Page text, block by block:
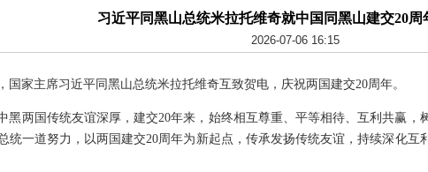
习近平同黑山总统米拉托维奇就中国同黑山建交20周
2026-07-06 16:15
国家主席习近平同黑山总统米拉托维奇互致贺电，庆祝两国建交20周年。
黑两国传统友谊深厚，建交20年来，始终相互尊重、平等相待、互利共赢，
统一道努力，以两国建交20周年为新起点，传承发扬传统友谊，持续深化互